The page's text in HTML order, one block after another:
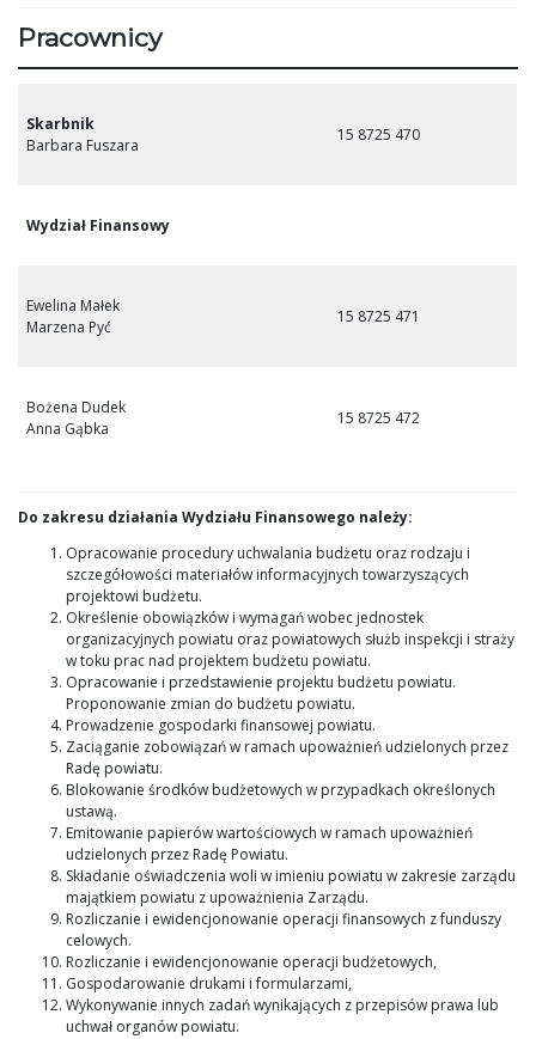
Pracownicy
Skarbnik
Barbara Fuszara
15 8725 470
Wydział Finansowy
Ewelina Małek
Marzena Pyć
15 8725 471
Bożena Dudek
Anna Gąbka
15 8725 472
Do zakresu działania Wydziału Finansowego należy:
Opracowanie procedury uchwalania budżetu oraz rodzaju i
szczegółowości materiałów informacyjnych towarzyszących
projektowi budżetu.
Określenie obowiązków i wymagań wobec jednostek
organizacyjnych powiatu oraz powiatowych służb inspekcji i straży
w toku prac nad projektem budżetu powiatu.
Opracowanie i przedstawienie projektu budżetu powiatu.
Proponowanie zmian do budżetu powiatu.
Prowadzenie gospodarki finansowej powiatu.
Zaciąganie zobowiązań w ramach upoważnień udzielonych przez
Radę powiatu.
Blokowanie środków budżetowych w przypadkach określonych
ustawą.
Emitowanie papierów wartościowych w ramach upoważnień
udzielonych przez Radę Powiatu.
Składanie oświadczenia woli w imieniu powiatu w zakresie zarządu
majątkiem powiatu z upoważnienia Zarządu.
Rozliczanie i ewidencjonowanie operacji finansowych z funduszy
celowych.
Rozliczanie i ewidencjonowanie operacji budżetowych,
Gospodarowanie drukami i formularzami,
Wykonywanie innych zadań wynikających z przepisów prawa lub
uchwał organów powiatu.